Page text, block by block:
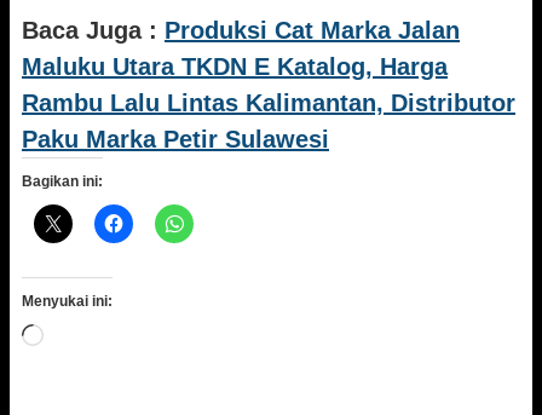
Baca Juga : Produksi Cat Marka Jalan
Maluku Utara TKDN E Katalog, Harga
Rambu Lalu Lintas Kalimantan, Distributor
Paku Marka Petir Sulawesi
Bagikan ini:
Menyukai ini:
Memuat...